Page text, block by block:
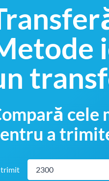
cele
a
trimit